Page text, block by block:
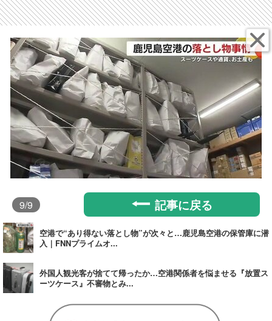
9/9 記事に戻る
空港で“あり得ない落とし物”が次々と…鹿児島空港の保管庫に潜
入｜FNNプライムオ...
外国人観光客が捨てて帰ったか…空港関係者を悩ませる『放置ス
ーツケース』不審物とみ...